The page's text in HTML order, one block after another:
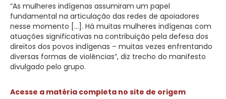
“As mulheres indígenas assumiram um papel
fundamental na articulação das redes de apoiadores
nesse momento […]. Há muitas mulheres indígenas com
atuações significativas na contribuição pela defesa dos
direitos dos povos indígenas – muitas vezes enfrentando
diversas formas de violências”, diz trecho do manifesto
divulgado pelo grupo.
Acesse a matéria completa no site de origem